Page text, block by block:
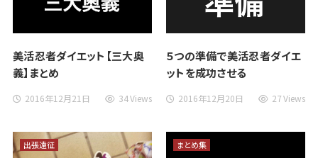
美活忍者ダイエット【三大奥
義】まとめ
2016年12月21日 34 Views
５つの準備で美活忍者ダイエ
ットを成功させる
2016年12月20日 27 Views
出張遠征 まとめ集